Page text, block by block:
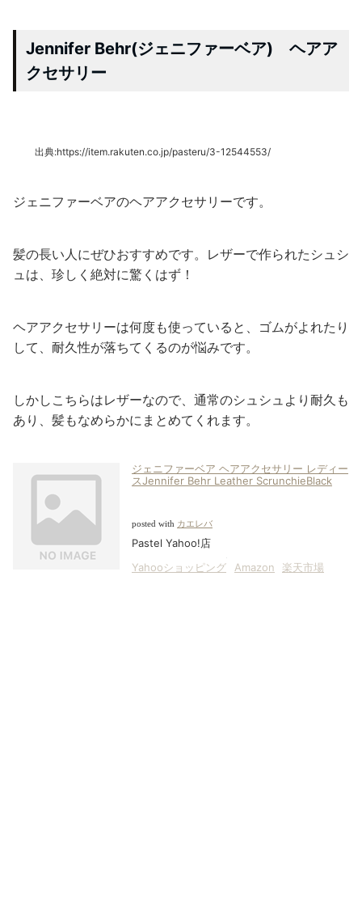
Jennifer Behr(ジェニファーベア) ヘアア
クセサリー
出典:https://item.rakuten.co.jp/pasteru/3-12544553/
ジェニファーベアのヘアアクセサリーです。
髪の長い人にぜひおすすめです。レザーで作られたシュシ
ュは、珍しく絶対に驚くはず！
ヘアアクセサリーは何度も使っていると、ゴムがよれたり
して、耐久性が落ちてくるのが悩みです。
しかしこちらはレザーなので、通常のシュシュより耐久も
あり、髪もなめらかにまとめてくれます。
ジェニファーベア ヘアアクセサリー レディー
スJennifer Behr Leather ScrunchieBlack
posted with カエレバ
Pastel Yahoo!店
Yahooショッピング
Amazon 楽天市場